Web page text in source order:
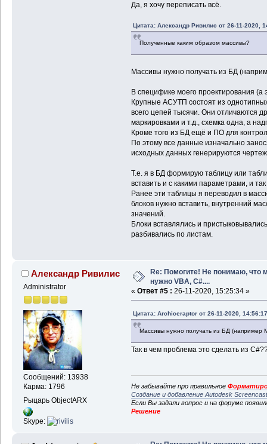
Да, я хочу переписать всё.
Цитата: Александр Ривилис от 26-11-2020,
Полученные каким образом массивы?
Массивы нужно получать из БД
В специфике моего проектирования (а
Крупные АСУТП состоят из
всего цепей тысячи. Они отличаются
маркировками и т.д., схемка одна, а
Кроме того из БД ещё и ПО для
По этому все данные изначально
исходных данных генерируются
Т.е. я в БД формирую таблицу или
вставить и с какими параметрами, и
Ранее эти таблицы я переводил в
блоков нужно вставить, внутренний
значений.
Блоки вставлялись и
разбивались по листам.
Александр Ривилис
Administrator
Сообщений: 13938
Карма: 1796
Рыцарь ObjectARX
Skype:
Re: Помогите! Не понимаю, что
нужно VBA, C#....
« Ответ #5 : 26-11-2020, 15:25:34 »
Цитата: Archiceraptor от 26-11-2020, 14:56:17
Массивы нужно получать из БД (например
Так в чем проблема это сделать из
Не забывайте про правильное
Создание и добавление Autodesk
Если Вы задали вопрос и на форуме
Решение